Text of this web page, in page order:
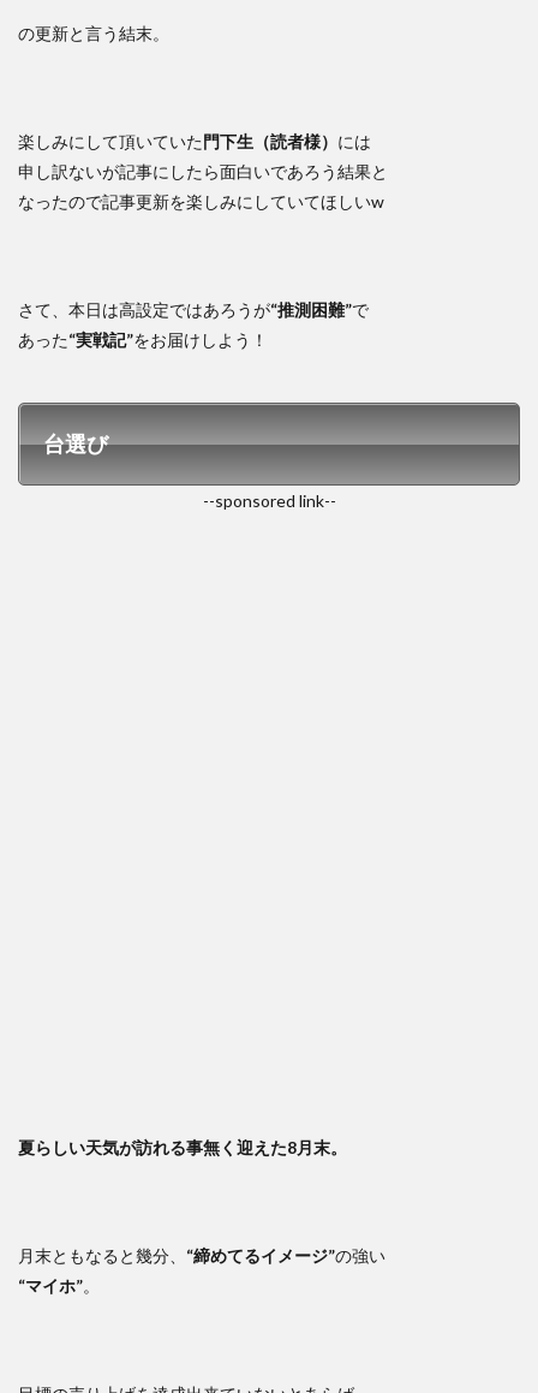
の更新と言う結末。
楽しみにして頂いていた門下生（読者様） には
申し訳ないが記事にしたら面白いであろう結果と
なったので記事更新を楽しみにしていてほしいw
さて、本日は高設定ではあろうが“推測困難”で
あった“実戦記”をお届けしよう！
台選び
--sponsored link--
夏らしい天気が訪れる事無く迎えた8月末。
月末ともなると幾分、 “締めてるイメージ”の強い
“マイホ”。